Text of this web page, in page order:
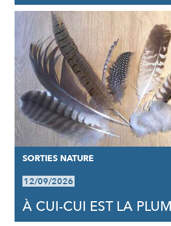
SORTIES NATURE
12/09/2026
À CUI-CUI EST LA